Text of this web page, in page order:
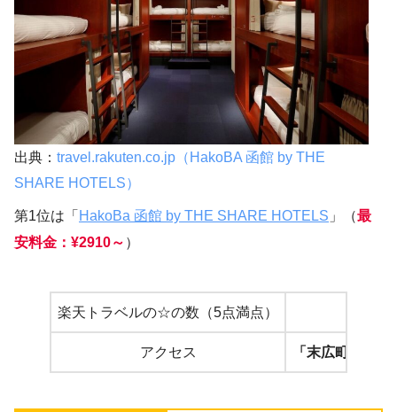
出典： travel.rakuten.co.jp（HakoBA 函館 by THE
SHARE HOTELS）
第1位は「 HakoBa 函館 by THE SHARE HOTELS 」（最
安料金：¥2910～ ）
楽天トラベルの☆の数（5点満点）
アクセス 「末広町」電